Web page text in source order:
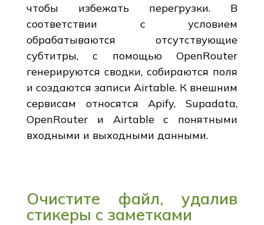
чтобы избежать перегрузки. В
соответствии с условием
обрабатываются отсутствующие
субтитры, с помощью OpenRouter
генерируются сводки, собираются поля
и создаются записи Airtable. К внешним
сервисам относятся Apify, Supadata,
OpenRouter и Airtable с понятными
входными и выходными данными.
Очистите файл, удалив
стикеры с заметками